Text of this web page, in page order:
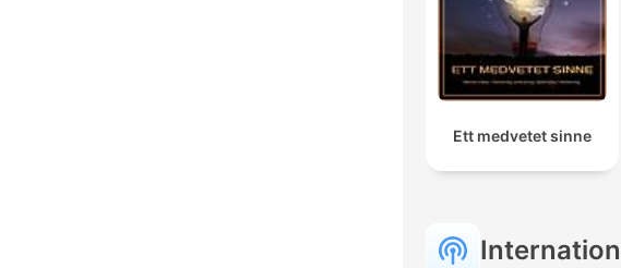
Ett medvetet sinne